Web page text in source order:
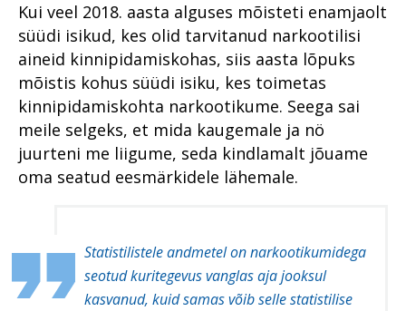
Kui veel 2018. aasta alguses mõisteti enamjaolt
süüdi isikud, kes olid tarvitanud narkootilisi
aineid kinnipidamiskohas, siis aasta lõpuks
mõistis kohus süüdi isiku, kes toimetas
kinnipidamiskohta narkootikume. Seega sai
meile selgeks, et mida kaugemale ja nö
juurteni me liigume, seda kindlamalt jõuame
oma seatud eesmärkidele lähemale.
Statistilistele andmetel on narkootikumidega
seotud kuritegevus vanglas aja jooksul
kasvanud, kuid samas võib selle statistilise